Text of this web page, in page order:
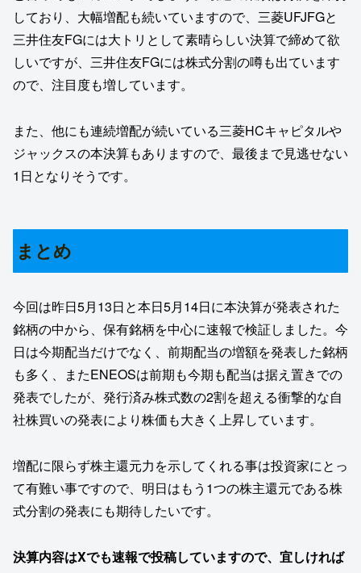
しており、大幅増配も続いていますので、三菱UFJFGと
三井住友FGには大トリとして素晴らしい決算で締めて欲
しいですが、三井住友FGには株式分割の噂も出ています
ので、注目度も増しています。
また、他にも連続増配が続いている三菱HCキャピタルや
ジャックスの本決算もありますので、最後まで見逃せない
1日となりそうです。
まとめ
今回は昨日5月13日と本日5月14日に本決算が発表された
銘柄の中から、保有銘柄を中心に速報で検証しました。今
日は今期配当だけでなく、前期配当の増額を発表した銘柄
も多く、またENEOSは前期も今期も配当は据え置きでの
発表でしたが、発行済み株式数の2割を超える衝撃的な自
社株買いの発表により株価も大きく上昇しています。
増配に限らず株主還元力を示してくれる事は投資家にとっ
て有難い事ですので、明日はもう1つの株主還元である株
式分割の発表にも期待したいです。
決算内容はXでも速報で投稿していますので、宜しければ